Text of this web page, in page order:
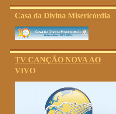
Casa da Divina Misericórdia
TV CANÇÃO NOVA AO
VIVO